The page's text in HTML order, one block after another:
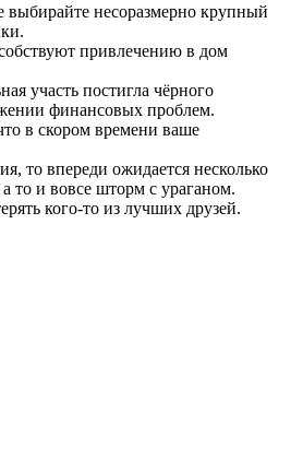
несоразмерно крупный
привлечению в дом
участь постигла чёрного
финансовых проблем.
в скором времени ваше
то впереди ожидается несколько
то и вовсе шторм с ураганом.
кого-то из лучших друзей.